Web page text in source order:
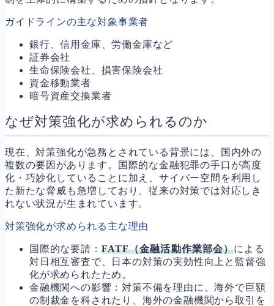
ガイドラインの主な対象事業者
銀行、信用金庫、労働金庫など
証券会社
生命保険会社、損害保険会社
資金移動業者
暗号資産交換業者
なぜ対策強化が求められるのか
現在、対策強化が急務とされている背景には、国内外の
複数の要因があります。国際的な金融犯罪の手口が高度
化・巧妙化していることに加え、サイバー空間を利用し
た新たな脅威も急増しており、従来の対策では対応しき
れない状況が生まれています。
対策強化が求められる主な理由
国際的な要請： FATF（金融活動作業部会）による
対日相互審査で、日本の対策の実効性向上と監督強
化が求められたため。
金融機関への影響：対策不備を理由に、海外で巨額
の制裁金を科されたり、海外の金融機関から取引を